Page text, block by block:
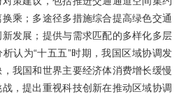
乘；多途径多措施综合提高绿色交通
发展；提供与需求匹配的多样化多层
析认为“十五五”时期，我国区域协调发
我国和世界主要经济体消费增长缓慢
，提出重视科技创新在推动区域协调